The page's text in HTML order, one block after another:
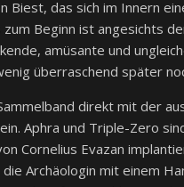
Biest, das sich im Innern
Beginn ist angesichts
amüsante und
überraschend später
direkt mit der
Aphra und Triple-Zero
Cornelius Evazan
Archäologin mit einem